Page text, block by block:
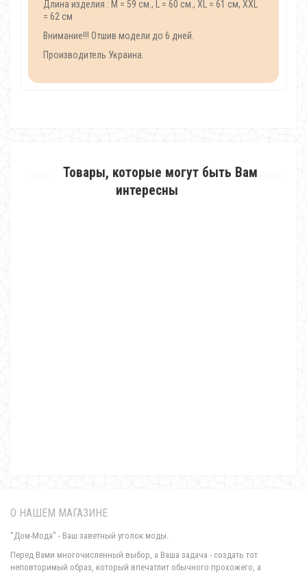
Длина изделия : M = 59 см., L = 60 см., XL = 61 см, XXL
= 62 см
Внимание!!! Отшив модели до 6 дней.
Производитель Украина.
Товары, которые могут быть Вам
интересны
О НАШЕМ МАГАЗИНЕ
"Дом-Мода" - Ваш заветный уголок моды.
Перед Вами многочисленный выбор, а Ваша задача - создать тот
неповторимый образ, который впечатлит обычного прохожего, а